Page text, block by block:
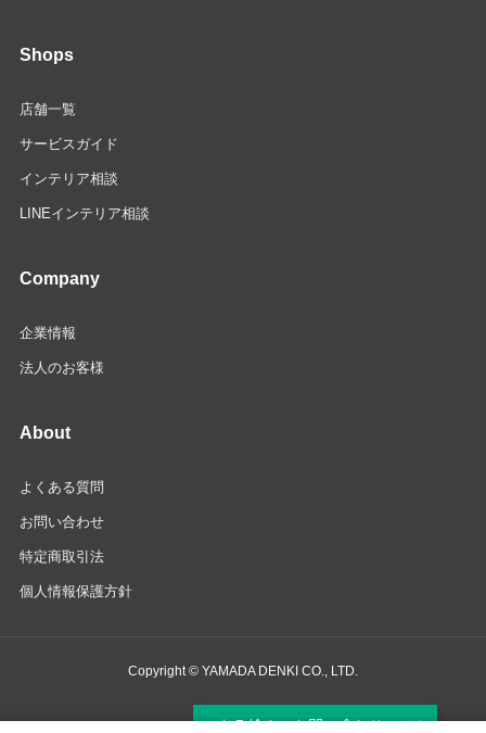
Shops
店舗一覧
サービスガイド
インテリア相談
LINEインテリア相談
Company
企業情報
法人のお客様
About
よくある質問
お問い合わせ
特定商取引法
個人情報保護方針
Copyright © YAMADA DENKI CO., LTD.
商品検索・お問い合わせ